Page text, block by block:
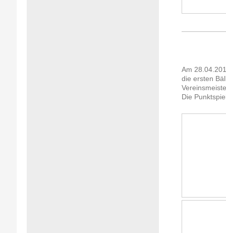
Am
die ersten
Die